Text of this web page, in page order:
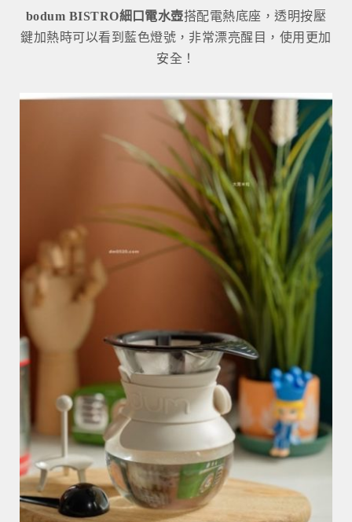
bodum BISTRO細口電水壺搭配電熱底座，透明按壓
鍵加熱時可以看到藍色燈號，非常漂亮醒目，使用更加
安全！